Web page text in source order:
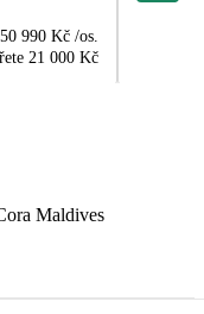
50 990 Kč /os.
21 000 Kč
Maldives